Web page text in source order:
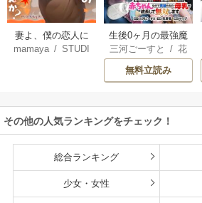
妻よ、僕の恋人に
なってくれません
mamaya /STUDI
生後0ヶ月の最強魔
王 食べるだけ強
くなるチート能力
持ち転生者だけど
雄たちの母乳で成
長して無双します
三河ごーすと /花
房雪/マップ
無料立読み
その他の人気ランキングをチェック！
総合ランキング
少女・女性